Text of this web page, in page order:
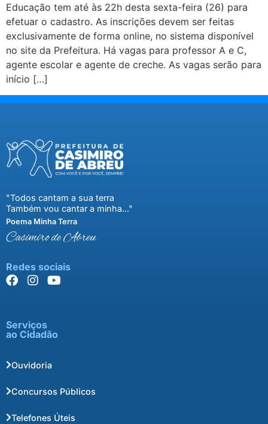
Educação tem até às 22h desta sexta-feira (26) para
efetuar o cadastro. As inscrições devem ser feitas
exclusivamente de forma online, no sistema disponível
no site da Prefeitura. Há vagas para professor A e C,
agente escolar e agente de creche. As vagas serão para
início […]
"Todos cantam a sua terra
Também vou cantar a minha..."
Poema Minha Terra
Casimiro de Abreu
Redes sociais
Serviços
ao Cidadão
Ouvidoria
Concursos Públicos
Telefones Úteis